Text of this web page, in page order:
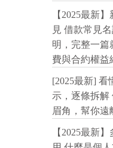
【2025最新
見 借款常見
明，完整一篇
費與合約權益
[2025最新] 看
示，逐條拆解
眉角，幫你遠
【2025最新